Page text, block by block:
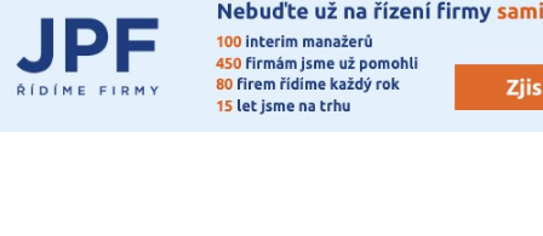
firmy
zaměstnanců
Role zakladatele/CEO
Růst firmy